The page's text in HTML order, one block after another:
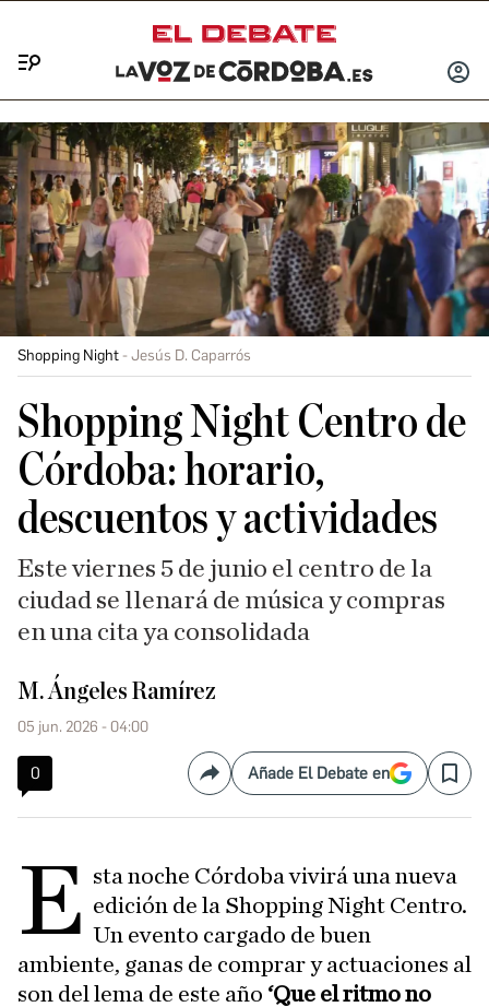
INICIAR
Shopping Night Jesús D. Caparrós
Shopping Night Centro de
Córdoba: horario,
descuentos y actividades
Este viernes 5 de junio el centro de la
ciudad se llenará de música y compras
en una cita ya consolidada
M. Ángeles Ramírez
05 jun. 2026 - 04:00
0 CompartirAñade El Debate en Save
E sta noche Córdoba vivirá una nueva
edición de la Shopping Night Centro.
Un evento cargado de buen
ambiente, ganas de comprar y actuaciones al
son del lema de este año ‘Que el ritmo no